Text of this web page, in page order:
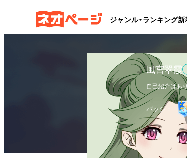
ジャンル ランキング新
風宮翠霞
自己紹介はあ
バッジ：
作品1 執筆